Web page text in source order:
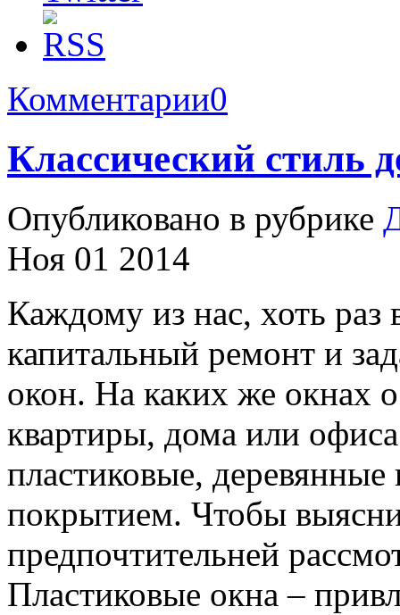
Комментарии0
Классический стиль
Опубликовано в рубрике
Ноя 01 2014
Каждому из нас, хоть раз
капитальный ремонт и
окон. На каких же окнах
квартиры, дома или
пластиковые,
покрытием. Чтобы
предпочтительней
Пластиковые окна –